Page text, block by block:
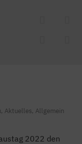
, Aktuelles, Allgemein
2022 den